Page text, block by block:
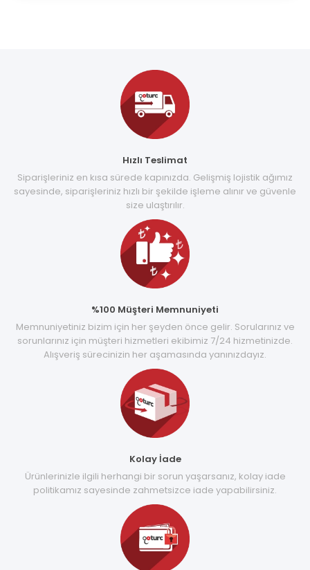
Hızlı Teslimat
Siparişleriniz en kısa sürede kapınızda. Gelişmiş lojistik ağımız
sayesinde, siparişleriniz hızlı bir şekilde işleme alınır ve güvenle
size ulaştırılır.
%100 Müşteri Memnuniyeti
Memnuniyetiniz bizim için her şeyden önce gelir. Sorularınız ve
sorunlarınız için müşteri hizmetleri ekibimiz 7/24 hizmetinizde.
Alışveriş sürecinizin her aşamasında yanınızdayız.
Kolay İade
Ürünlerinizle ilgili herhangi bir sorun yaşarsanız, kolay iade
politikamız sayesinde zahmetsizce iade yapabilirsiniz.